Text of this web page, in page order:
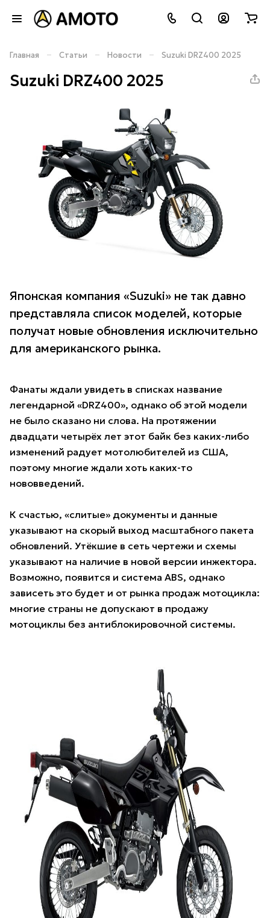
Главная – Статьи – Новости – Suzuki DRZ400 2025
Suzuki DRZ400 2025
Японская компания «Suzuki» не так давно
представляла список моделей, которые
получат новые обновления исключительно
для американского рынка.
Фанаты ждали увидеть в списках название
легендарной «DRZ400», однако об этой модели
не было сказано ни слова. На протяжении
двадцати четырёх лет этот байк без каких-либо
изменений радует мотолюбителей из США,
поэтому многие ждали хоть каких-то
нововведений.
К счастью, «слитые» документы и данные
указывают на скорый выход масштабного пакета
обновлений. Утёкшие в сеть чертежи и схемы
указывают на наличие в новой версии инжектора.
Возможно, появится и система ABS, однако
зависеть это будет и от рынка продаж мотоцикла:
многие страны не допускают в продажу
мотоциклы без антиблокировочной системы.